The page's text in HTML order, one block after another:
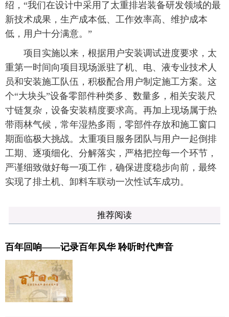
绍，“我们在设计中采用了太重排岩装备研发领域的最
新技术成果，生产成本低、工作效率高、维护成本
低，用户十分满意。”
项目实施以来，根据用户安装调试进度要求，太
重第一时间向项目现场派驻了机、电、液专业技术人
员和安装施工队伍，积极配合用户制定施工方案。这
个“大块头”设备零部件种类多、数量多，相关安装尺
寸链复杂，设备安装精度要求高。再加上现场属于热
带雨林气候，常年湿热多雨，零部件存放和施工窗口
期面临极大挑战。太重项目服务团队与用户一起倒排
工期、逐项细化、分解落实，严格把控每一个环节，
严谨细致做好每一项工作，确保进度稳步向前，最终
实现了排土机、卸料车联动一次性试车成功。
推荐阅读
百年回响——记录百年风华 聆听时代声音